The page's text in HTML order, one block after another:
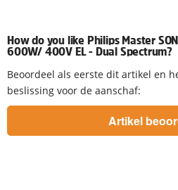
How do you like Philips Master
600W/ 400V EL - Dual Spectrum?
Beoordeel als eerste dit artikel en
beslissing voor de aanschaf: